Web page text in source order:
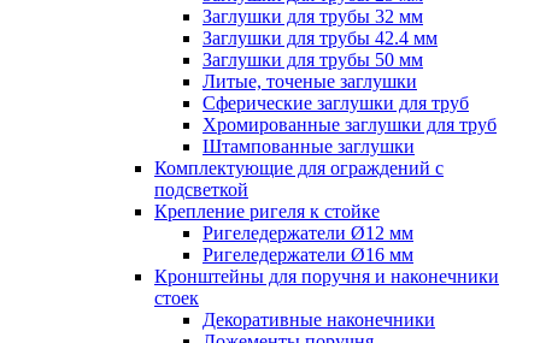
Заглушки для трубы 32 мм
Заглушки для трубы 42.4 мм
Заглушки для трубы 50 мм
Литые, точеные заглушки
Сферические заглушки для труб
Хромированные заглушки для труб
Штампованные заглушки
Комплектующие для ограждений с
подсветкой
Крепление ригеля к стойке
Ригеледержатели Ø12 мм
Ригеледержатели Ø16 мм
Кронштейны для поручня и наконечники
стоек
Декоративные наконечники